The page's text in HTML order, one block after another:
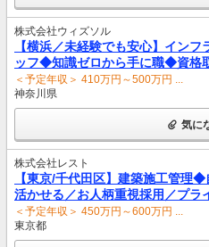
株式会社ウィズソル
【横浜／未経験でも安心】インフ
ッフ◆知識ゼロから手に職◆資格
＜予定年収＞ 410万円～500万円 ...
神奈川県
気に
株式会社レスト
【東京/千代田区】建築施工管理
活かせる／お人柄重視採用／プラ
＜予定年収＞ 450万円～600万円 ...
東京都